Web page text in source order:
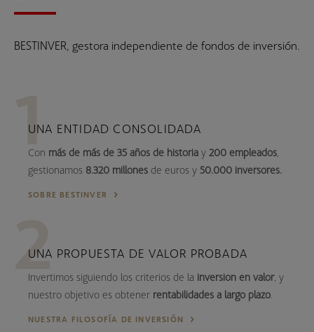
BESTINVER, gestora independiente de fondos de inversión.
UNA ENTIDAD CONSOLIDADA
Con más de más de 35 años de historia y 200 empleados
gestionamos 8.320 millones de euros y 50.000 inversores.
SOBRE BESTINVER
UNA PROPUESTA DE VALOR PROBADA
Invertimos siguiendo los criterios de la inversión en valor, y
nuestro objetivo es obtener rentabilidades a largo plazo
NUESTRA FILOSOFÍA DE INVERSIÓN